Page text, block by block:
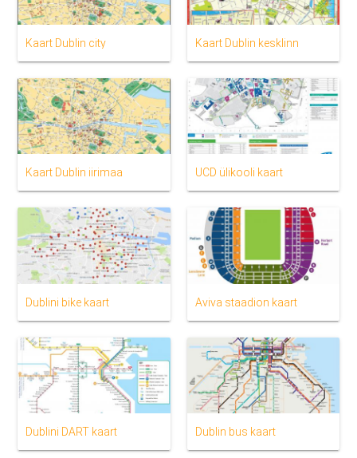
Kaart Dublin city Kaart Dublin kesklinn
Kaart Dublin iirimaa UCD ülikooli kaart
Dublini bike kaart Aviva staadion kaart
Dublini DART kaart Dublin bus kaart